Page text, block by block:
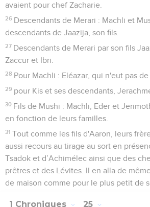
avaient pour chef Zacharie.
26 Descendants de Merari : Machli et
descendants de Jaazija, son fils.
27 Descendants de Merari par son fils
Zaccur et Ibri.
28 Pour Machli : Eléazar, qui n'eut pas de
29 pour Kis et ses descendants,
30 Fils de Mushi : Machli, Eder et
en fonction de leurs familles.
31 Tout comme les fils d'Aaron, leurs
aussi recours au tirage au sort en
Tsadok et d’Achimélec ainsi que des
prêtres et des Lévites. Il en alla de
de maison comme pour le plus petit de
1 Chroniques 25